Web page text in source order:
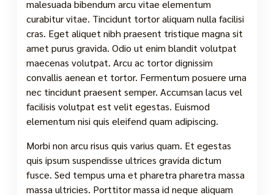
malesuada bibendum arcu vitae elementum
curabitur vitae. Tincidunt tortor aliquam nulla facilisi
cras. Eget aliquet nibh praesent tristique magna sit
amet purus gravida. Odio ut enim blandit volutpat
maecenas volutpat. Arcu ac tortor dignissim
convallis aenean et tortor. Fermentum posuere urna
nec tincidunt praesent semper. Accumsan lacus vel
facilisis volutpat est velit egestas. Euismod
elementum nisi quis eleifend quam adipiscing.
Morbi non arcu risus quis varius quam. Et egestas
quis ipsum suspendisse ultrices gravida dictum
fusce. Sed tempus urna et pharetra pharetra massa
massa ultricies. Porttitor massa id neque aliquam